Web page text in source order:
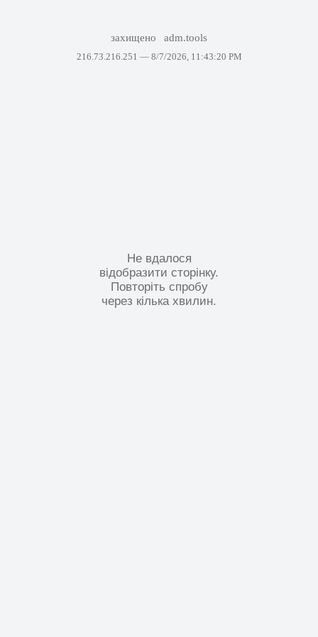
захищено adm.tools
216.73.216.251 — 8/7/2026, 11:43:20 PM
Не вдалося
відобразити сторінку.
Повторіть спробу
через кілька хвилин.